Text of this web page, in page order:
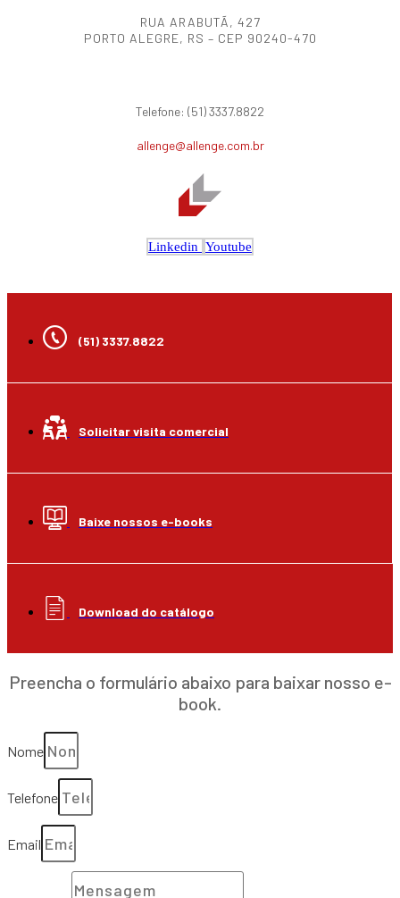
RUA ARABUTÃ, 427
PORTO ALEGRE, RS – CEP 90240-470
Telefone: (51) 3337.8822
allenge@allenge.com.br
Linkedin Youtube
(51) 3337.8822
Solicitar visita comercial
Baixe nossos e-books
Download do catálogo
Preencha o formulário abaixo para baixar nosso e-
book.
Nome
Telefone
Email